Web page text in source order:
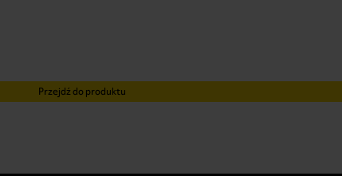
Przejdź do produktu